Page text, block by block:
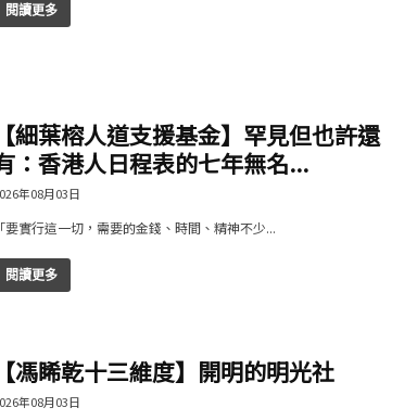
閱讀更多
細葉榕人道支援基金】罕見但也許還
：香港人日程表的七年無名...
年08月03日
要實行這一切，需要的金錢、時間、精神不少...
閱讀更多
馮睎乾十三維度】開明的明光社
年08月03日